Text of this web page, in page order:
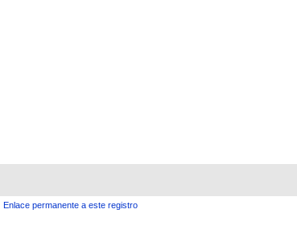
Enlace permanente a este registro